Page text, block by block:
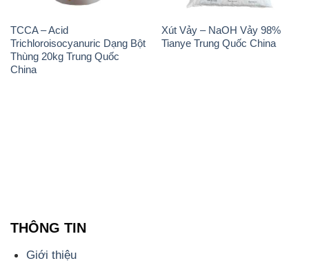
TCCA – Acid
Trichloroisocyanuric Dạng Bột
Thùng 20kg Trung Quốc
China
Xút Vảy – NaOH Vảy 98%
Tianye Trung Quốc China
THÔNG TIN
Giới thiệu